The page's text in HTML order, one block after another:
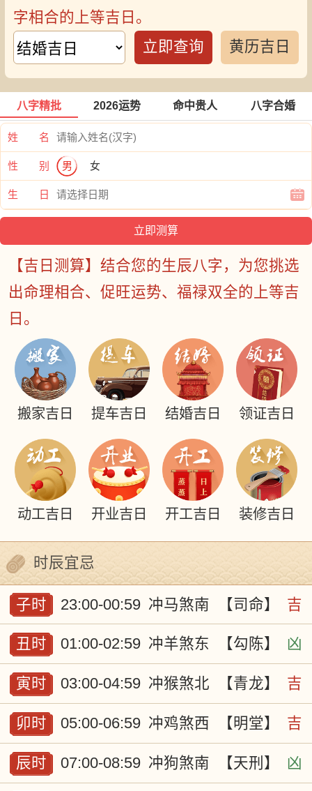
字相合的上等吉日。
立即查询
黄历吉日
八字精批 2026运势 命中贵人 八字合婚
姓 名
性 别 男 女
生 日
【吉日测算】结合您的生辰八字，为您挑选
出命理相合、促旺运势、福禄双全的上等吉
日。
搬家吉日 提车吉日 结婚吉日 领证吉日
动工吉日 开业吉日 开工吉日 装修吉日
时辰宜忌
子时 23:00-00:59 冲马煞南 【司命】 吉
丑时 01:00-02:59 冲羊煞东 【勾陈】 凶
寅时 03:00-04:59 冲猴煞北 【青龙】 吉
卯时 05:00-06:59 冲鸡煞西 【明堂】 吉
辰时 07:00-08:59 冲狗煞南 【天刑】 凶